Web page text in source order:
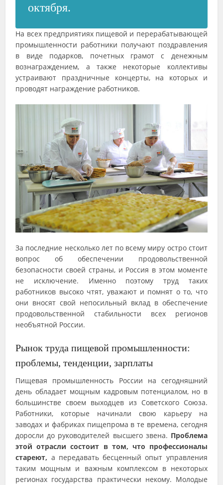
октября.
На всех предприятиях пищевой и перерабатывающей
промышленности работники получают поздравления
в виде подарков, почетных грамот с денежным
вознаграждением, а также некоторые коллективы
устраивают праздничные концерты, на которых и
проводят награждение работников.
За последние несколько лет по всему миру остро стоит
вопрос об обеспечении продовольственной
безопасности своей страны, и Россия в этом моменте
не исключение. Именно поэтому труд таких
работников высоко чтят, уважают и помнят о то, что
они вносят свой непосильный вклад в обеспечение
продовольственной стабильности всех регионов
необъятной России.
Рынок труда пищевой промышленности:
проблемы, тенденции, зарплаты
Пищевая промышленность России на сегодняшний
день обладает мощным кадровым потенциалом, но в
большинстве своем выходцев из Советского Союза.
Работники, которые начинали свою карьеру на
заводах и фабриках пищепрома в те времена, сегодня
доросли до руководителей высшего звена. Проблема
этой отрасли состоит в том, что профессионалы
стареют, а передавать бесценный опыт управления
таким мощным и важным комплексом в некоторых
регионах государства практически некому. Молодые